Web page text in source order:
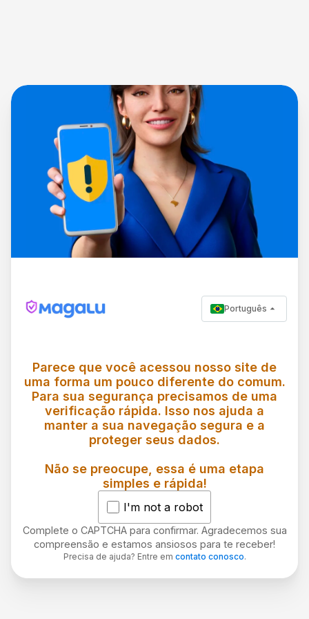
Português
Parece que você acessou nosso site de
uma forma um pouco diferente do comum.
Para sua segurança precisamos de uma
verificação rápida. Isso nos ajuda a
manter a sua navegação segura e a
proteger seus dados.
Não se preocupe, essa é uma etapa
simples e rápida!
I'm not a robot
Complete o CAPTCHA para confirmar. Agradecemos sua
compreensão e estamos ansiosos para te receber!
Precisa de ajuda? Entre em contato conosco.